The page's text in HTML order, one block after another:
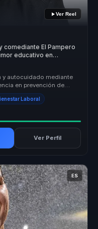
Ver Reel
comediante El Pampero
educativo en
equipos.
y autocuidado mediante
en prevención de
Laboral
Ver Perfil
ES